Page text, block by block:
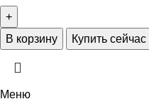
В корзину Купить сейчас
Меню